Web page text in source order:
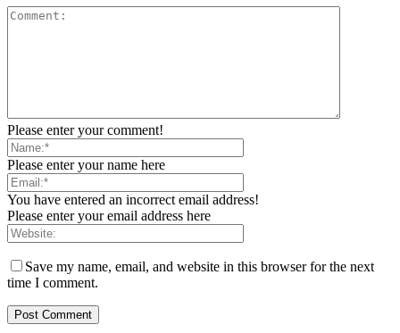
Please enter your comment!
Please enter your name here
You have entered an incorrect email address!
Please enter your email address here
Save my name, email, and website in this browser for the next
time I comment.